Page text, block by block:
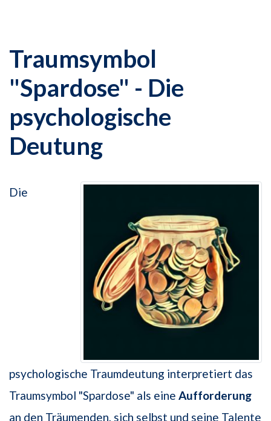
Traumsymbol
"Spardose" - Die
psychologische
Deutung
Die
psychologische Traumdeutung interpretiert das
Traumsymbol "Spardose" als eine Aufforderung
an den Träumenden, sich selbst und seine Talente